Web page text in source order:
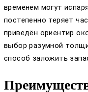
временем могут
постепенно теряет
приведён ориентир
выбор разумной
способ заложить